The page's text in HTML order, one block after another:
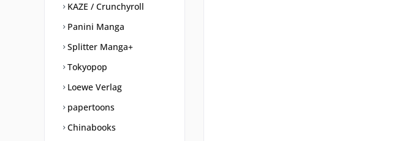
KAZE / Crunchyroll
Panini Manga
Splitter Manga+
Tokyopop
Loewe Verlag
papertoons
Chinabooks